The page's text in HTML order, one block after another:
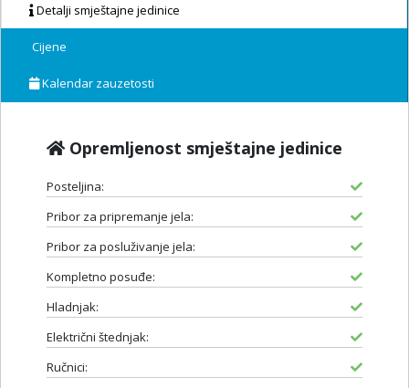
Detalji smještajne jedinice
Cijene
Kalendar zauzetosti
Opremljenost smještajne jedinice
Posteljina:
Pribor za pripremanje jela:
Pribor za posluživanje jela:
Kompletno posuđe:
Hladnjak:
Električni štednjak:
Ručnici: